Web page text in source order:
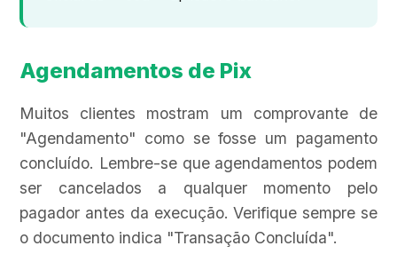
Agendamentos de Pix
Muitos clientes mostram um comprovante de
"Agendamento" como se fosse um pagamento
concluído. Lembre-se que agendamentos podem
ser cancelados a qualquer momento pelo
pagador antes da execução. Verifique sempre se
o documento indica "Transação Concluída".